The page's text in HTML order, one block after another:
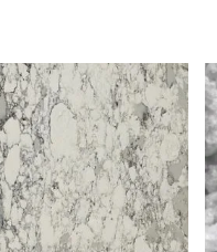
para la
de interiores.
permite
de áridos